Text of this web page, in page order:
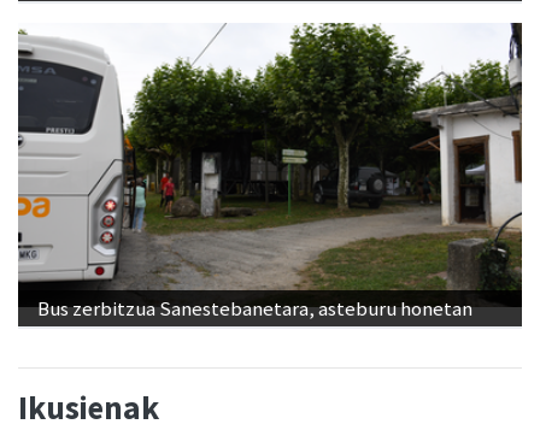
Bus zerbitzua Sanestebanetara, asteburu honetan
Ikusienak